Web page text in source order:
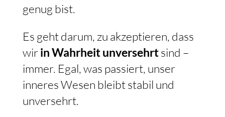
genug bist.
Es geht darum, zu akzeptieren, dass
wirin Wahrheit unversehrtsind –
immer. Egal, was passiert, unser
inneres Wesen bleibt stabil und
unversehrt.